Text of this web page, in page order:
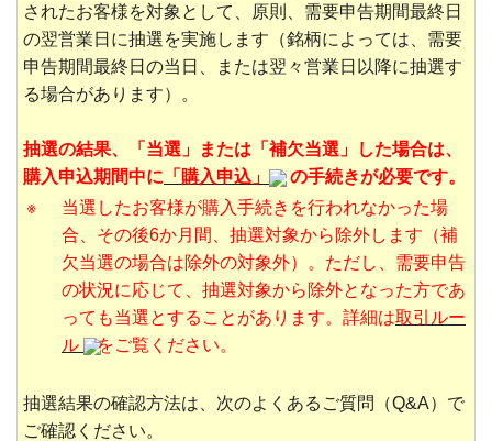
されたお客様を対象として、原則、需要申告期間最終日
の翌営業日に抽選を実施します（銘柄によっては、需要
申告期間最終日の当日、または翌々営業日以降に抽選す
る場合があります）。
抽選の結果、「当選」または「補欠当選」した場合は、
購入申込期間中に 「購入申込」
の手続きが必要です。
※
当選したお客様が購入手続きを行われなかった場
合、その後6か月間、抽選対象から除外します（補
欠当選の場合は除外の対象外）。ただし、需要申告
の状況に応じて、抽選対象から除外となった方であ
っても当選とすることがあります。詳細は取引ルー
ル
をご覧ください。
抽選結果の確認方法は、次のよくあるご質問（Q&A）で
ご確認ください。